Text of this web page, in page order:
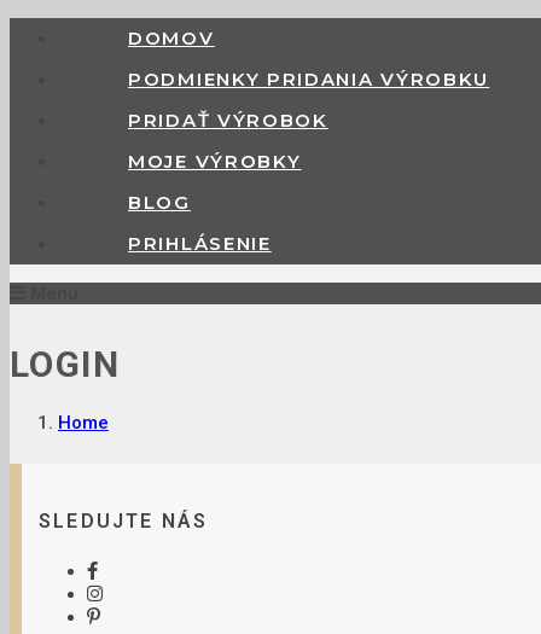
DOMOV
PODMIENKY PRIDANIA VÝROBKU
PRIDAŤ VÝROBOK
MOJE VÝROBKY
BLOG
PRIHLÁSENIE
LOGIN
Home
SLEDUJTE NÁS